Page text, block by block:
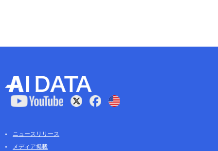
ニュースリリース
メディア掲載